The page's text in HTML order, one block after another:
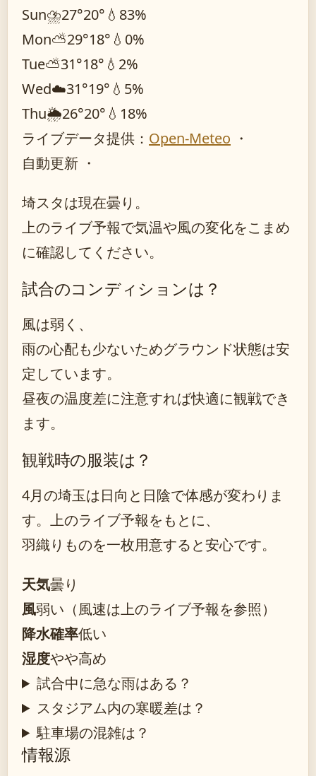
Sun⛈️27°20° 💧83%
Mon⛅29°18° 💧0%
Tue⛅31°18° 💧2%
Wed☁️31°19° 💧5%
Thu🌦️26°20° 💧18%
ライブデータ提供： Open-Meteo ・
自動更新 ・
埼スタは現在曇り。
上のライブ予報で気温や風の変化をこまめ
に確認してください。
試合のコンディションは？
風は弱く、
雨の心配も少ないためグラウンド状態は安
定しています。
昼夜の温度差に注意すれば快適に観戦でき
ます。
観戦時の服装は？
4月の埼玉は日向と日陰で体感が変わりま
す。上のライブ予報をもとに、
羽織りものを一枚用意すると安心です。
天気曇り
風弱い（風速は上のライブ予報を参照）
降水確率低い
湿度やや高め
試合中に急な雨はある？
スタジアム内の寒暖差は？
駐車場の混雑は？
情報源